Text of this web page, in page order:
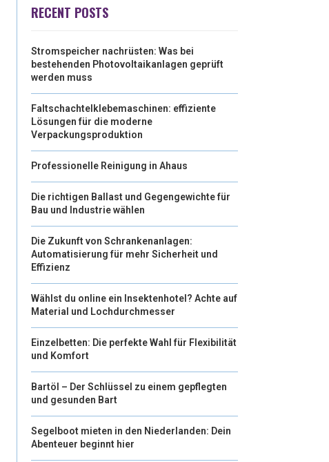
RECENT POSTS
Stromspeicher nachrüsten: Was bei
bestehenden Photovoltaikanlagen geprüft
werden muss
Faltschachtelklebemaschinen: effiziente
Lösungen für die moderne
Verpackungsproduktion
Professionelle Reinigung in Ahaus
Die richtigen Ballast und Gegengewichte für
Bau und Industrie wählen
Die Zukunft von Schrankenanlagen:
Automatisierung für mehr Sicherheit und
Effizienz
Wählst du online ein Insektenhotel? Achte auf
Material und Lochdurchmesser
Einzelbetten: Die perfekte Wahl für Flexibilität
und Komfort
Bartöl – Der Schlüssel zu einem gepflegten
und gesunden Bart
Segelboot mieten in den Niederlanden: Dein
Abenteuer beginnt hier